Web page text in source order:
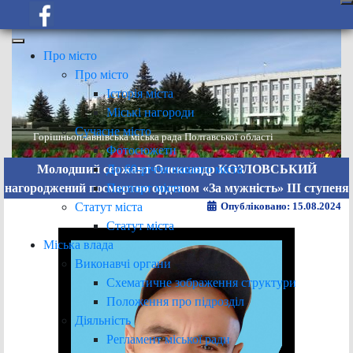
Про місто
Про місто
Історія міста
Міські нагороди
Сучасне місто
Фотосюжети
До 60-річчя нашого міста
Паспорт міста
Статут міста
Статут міста
Міська влада
Виконавчі органи
Схематичне зображення структури
Положення про підрозділ
Діяльність
Регламент міської ради
Горішньоплавнівська міська рада Полтавської області
Молодший сержант Олександр КОЗЛОВСЬКИЙ
нагороджений посмертно орденом «За мужність» ІІІ ступеня
Опубліковано: 15.08.2024